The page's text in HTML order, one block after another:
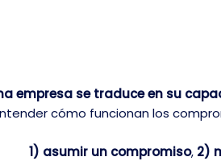
empresa se traduce en su
cómo funcionan los
1) asumir un compromiso, 2)